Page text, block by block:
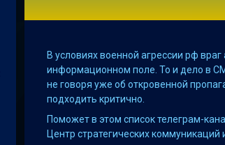
В условиях военной агрессии рф
информационном поле. То и дело в
не говоря уже об откровенной
подходить критично.
Поможет в этом список телеграм-
Центр стратегических